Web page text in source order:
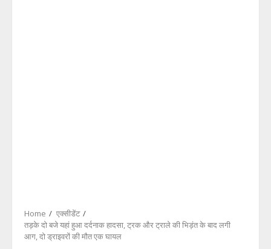
Home
एक्सीडेंट
तड़के दो बजे यहां हुआ दर्दनाक हादसा, ट्रक और ट्राले की भिड़ंत के बाद लगी
आग, दो ड्राइवरों की मौत एक घायल